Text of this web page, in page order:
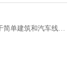
电缆线是用于电力传输的管路。电缆线普遍用于简单建筑和汽车线材，作为能源输送缆线，电缆线的复杂结构勿庸置疑。根据目标功能，电缆线具有以下一些特点：建筑用和车用线材要求轻质、大批量生产、价格低廉、具有相当的电学和力学性能和长时间的耐老化性能；工业用线材必须具有符合客户要求的性能；